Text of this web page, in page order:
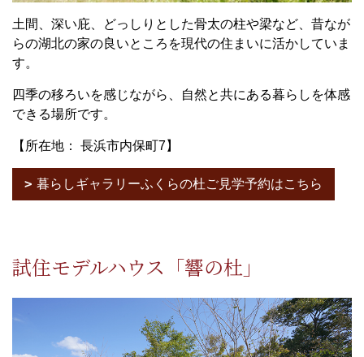
土間、深い庇、どっしりとした骨太の柱や梁など、昔なが
らの湖北の家の良いところを現代の住まいに活かしていま
す。
四季の移ろいを感じながら、自然と共にある暮らしを体感
できる場所です。
【所在地： 長浜市内保町7】
暮らしギャラリーふくらの杜ご見学予約はこちら
試住モデルハウス「響の杜」